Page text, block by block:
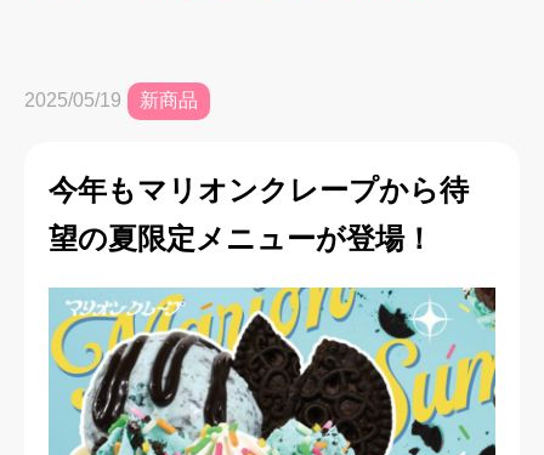
2025/05/19 新商品
今年もマリオンクレープから待
望の夏限定メニューが登場！